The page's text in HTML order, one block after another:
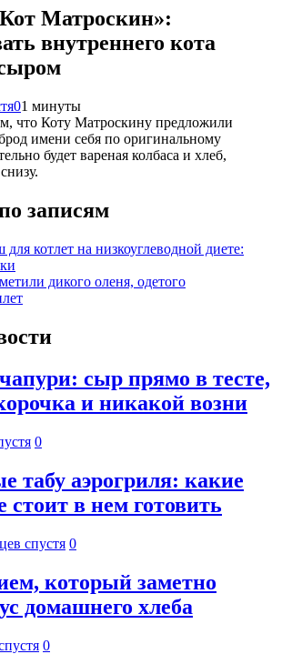
Матроскин»:
внутреннего кота
01 минуты
что Коту Матроскину предложили
имени себя по оригинальному
будет вареная колбаса и хлеб,
записям
котлет на низкоуглеводной диете:
дикого оленя, одетого
сыр прямо в тесте,
и никакой возни
0
табу аэрогриля: какие
стоит в нем готовить
спустя 0
который заметно
домашнего хлеба
0